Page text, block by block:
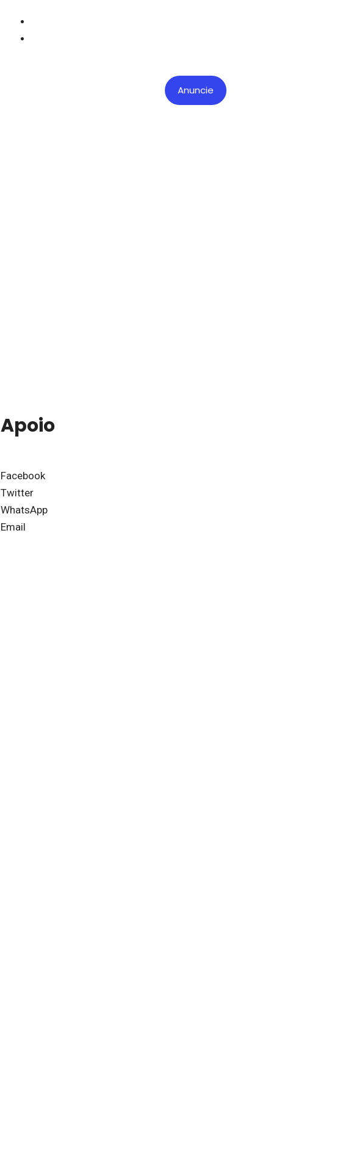
Anuncie
Apoio
Facebook
Twitter
WhatsApp
Email